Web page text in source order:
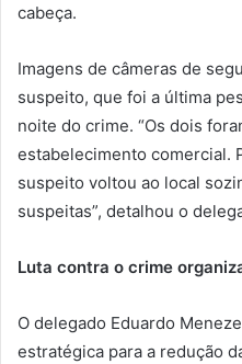
cabeça.
Imagens de câmeras de
suspeito, que foi a última
noite do crime. “Os dois
estabelecimento comercial.
suspeito voltou ao local
suspeitas”, detalhou o
Luta contra o crime
O delegado Eduardo
estratégica para a redução